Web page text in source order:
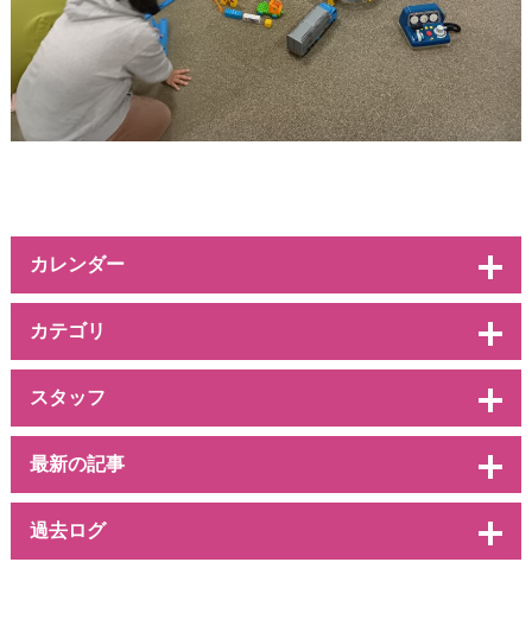
カレンダー
カテゴリ
スタッフ
最新の記事
過去ログ